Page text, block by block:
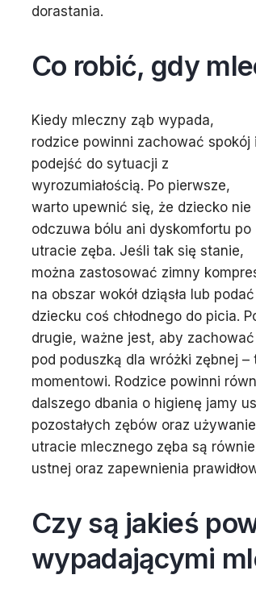
dorastania.
Co robić, gdy
Kiedy mleczny ząb wypada,
rodzice powinni zachować spokój i
podejść do sytuacji z
wyrozumiałością. Po pierwsze,
warto upewnić się, że dziecko nie
odczuwa bólu ani dyskomfortu po
utracie zęba. Jeśli tak się stanie,
można zastosować zimny
na obszar wokół dziąsła lub podać
dziecku coś chłodnego do picia.
drugie, ważne jest, aby
pod poduszką dla wróżki zębnej
momentowi. Rodzice powinni
dalszego dbania o higienę jamy
pozostałych zębów oraz
utracie mlecznego zęba są
ustnej oraz zapewnienia
Czy są jakieś
wypadającymi